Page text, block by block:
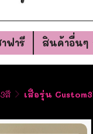
ฟารี สินค้าอื่นๆ
สี เสื้อรุ่น